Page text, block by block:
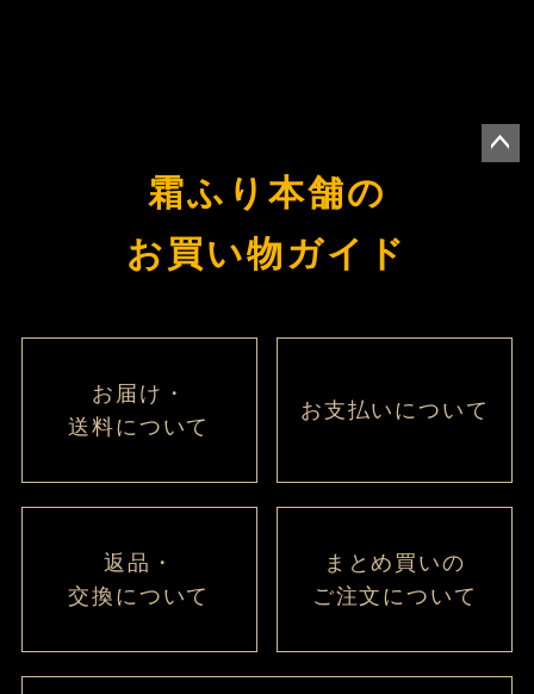
霜ふり本舗の
お買い物ガイド
お届け・
送料について
お支払いについて
返品・
交換について
まとめ買いの
ご注文について